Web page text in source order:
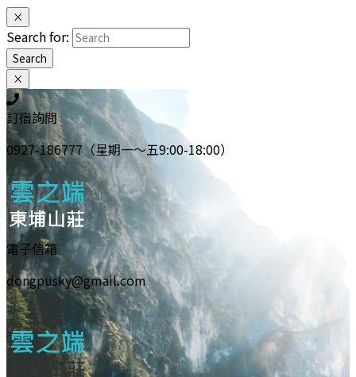
×
Search for:
Search
×
訂宿詢問
0927-186777（星期一～五9:00-18:00）
電子信箱
dongpusky@gmail.com